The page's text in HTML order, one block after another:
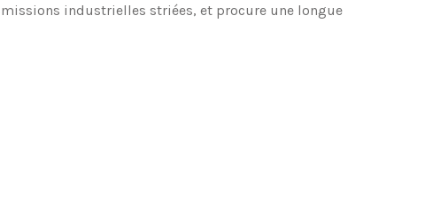
industrielles striées, et procure une longue